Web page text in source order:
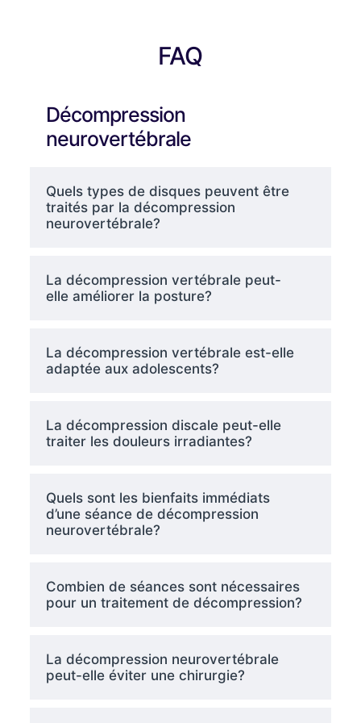
FAQ
Décompression
neurovertébrale
Quels types de disques peuvent être
traités par la décompression
neurovertébrale?
La décompression vertébrale peut-
elle améliorer la posture?
La décompression vertébrale est-elle
adaptée aux adolescents?
La décompression discale peut-elle
traiter les douleurs irradiantes?
Quels sont les bienfaits immédiats
d’une séance de décompression
neurovertébrale?
Combien de séances sont nécessaires
pour un traitement de décompression?
La décompression neurovertébrale
peut-elle éviter une chirurgie?